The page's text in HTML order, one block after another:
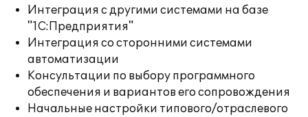
Интеграция с другими системами на базе
"1С:Предприятия"
Интеграция со сторонними системами
автоматизации
Консультации по выбору программного
обеспечения и вариантов его сопровождения
Начальные настройки типового/отраслевого